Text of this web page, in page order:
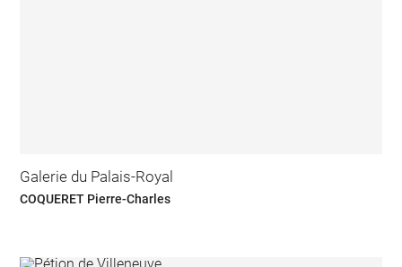
Galerie du Palais-Royal
COQUERET Pierre-Charles